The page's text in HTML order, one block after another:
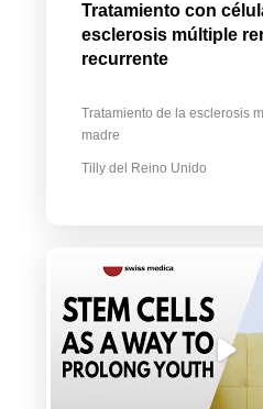
Tratamiento con
esclerosis múltiple
recurrente
Tratamiento de la esclerosis
madre
Tilly del Reino Unido